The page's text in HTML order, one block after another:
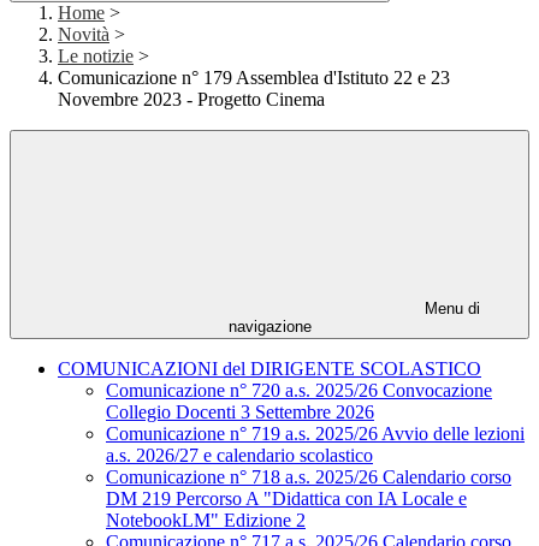
Home >
Novità >
Le notizie >
Comunicazione n° 179 Assemblea d'Istituto 22 e 23
Novembre 2023 - Progetto Cinema
Menu di
navigazione
COMUNICAZIONI del DIRIGENTE SCOLASTICO
Comunicazione n° 720 a.s. 2025/26 Convocazione
Collegio Docenti 3 Settembre 2026
Comunicazione n° 719 a.s. 2025/26 Avvio delle lezioni
a.s. 2026/27 e calendario scolastico
Comunicazione n° 718 a.s. 2025/26 Calendario corso
DM 219 Percorso A "Didattica con IA Locale e
NotebookLM" Edizione 2